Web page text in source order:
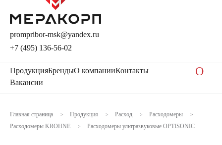
prompribor-msk@yandex.ru
+7 (495) 136-56-02
ПродукцияБрендыО компанииКонтакты
Вакансии
O
Главная страница > Продукция > Расход > Расходомеры >
Расходомеры KROHNE > Расходомеры ультразвуковые OPTISONIC